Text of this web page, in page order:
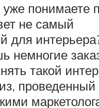
понимаете
не самый
для
немногие
такой
проведенный